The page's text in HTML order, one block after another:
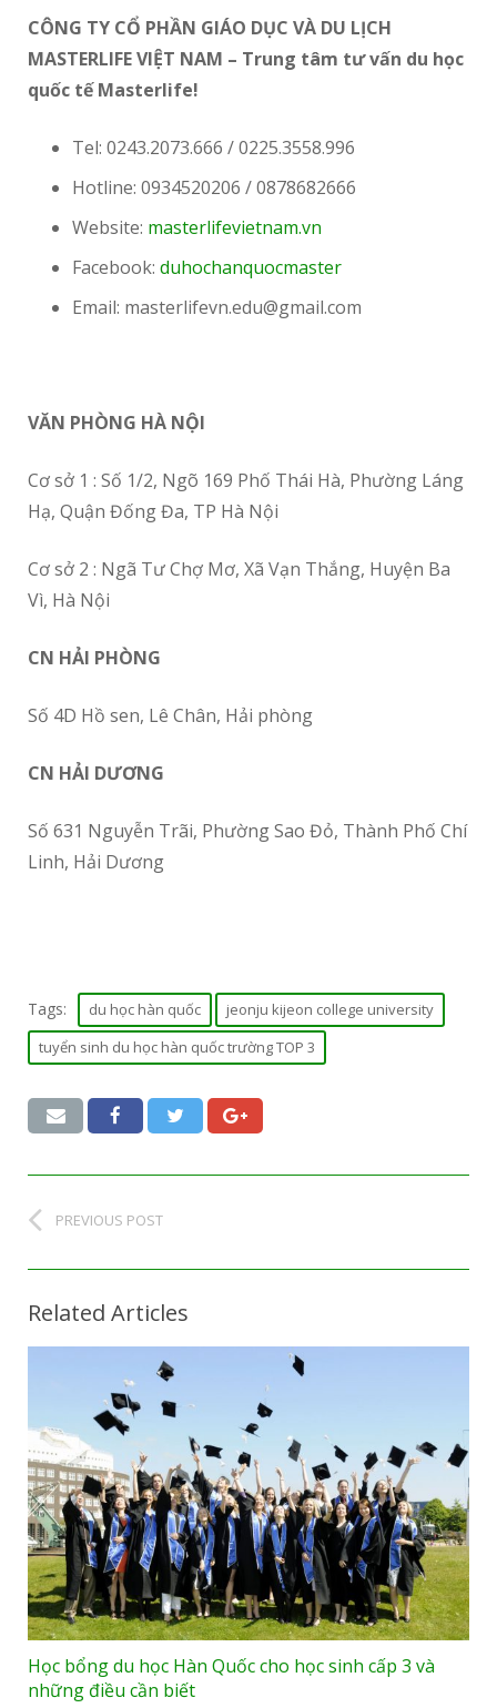
CÔNG TY CỔ PHẦN GIÁO DỤC VÀ DU LỊCH
MASTERLIFE VIỆT NAM – Trung tâm tư vấn du học
quốc tế Masterlife!
Tel: 0243.2073.666 / 0225.3558.996
Hotline: 0934520206 / 0878682666
Website: masterlifevietnam.vn
Facebook: duhochanquocmaster
Email: masterlifevn.edu@gmail.com
VĂN PHÒNG HÀ NỘI
Cơ sở 1 : Số 1/2, Ngõ 169 Phố Thái Hà, Phường Láng
Hạ, Quận Đống Đa, TP Hà Nội
Cơ sở 2 : Ngã Tư Chợ Mơ, Xã Vạn Thắng, Huyện Ba
Vì, Hà Nội
CN HẢI PHÒNG
Số 4D Hồ sen, Lê Chân, Hải phòng
CN HẢI DƯƠNG
Số 631 Nguyễn Trãi, Phường Sao Đỏ, Thành Phố Chí
Linh, Hải Dương
Tags: du học hàn quốc
jeonju kijeon college university
tuyển sinh du học hàn quốc trường TOP 3
PREVIOUS POST
Related Articles
Học bổng du học Hàn Quốc cho học sinh cấp 3 và
những điều cần biết